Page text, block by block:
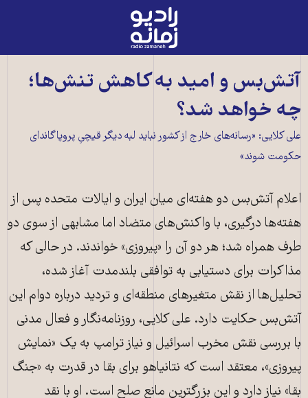
رادیو
زمانه
صفحه
اصلی
آتش‌بس و امید به کاهش تنش‌ها؛
چه خواهد شد؟
علی کلایی: «رسانه‌های خارج از کشور نباید لبه دیگر قیچیِ پروپاگاندای
حکومت شوند»
اعلام آتش‌بس دو هفته‌ای میان ایران و ایالات متحده پس از
هفته‌ها درگیری، با واکنش‌های متضاد اما مشابهی از سوی دو
طرف همراه شد؛ هر دو آن را «پیروزی» خواندند. در حالی که
مذاکرات برای دستیابی به توافقی بلندمدت آغاز شده،
تحلیل‌ها از نقش متغیرهای منطقه‌ای و تردید درباره دوام این
آتش‌بس حکایت دارد. علی کلایی، روزنامه‌نگار و فعال مدنی
با بررسی نقش مخرب اسرائیل و نیاز ترامپ به یک «نمایش
پیروزی»، معتقد است که نتانیاهو برای بقا در قدرت به «جنگ
بقا» نیاز دارد و این بزرگترین مانع صلح است. او با نقد